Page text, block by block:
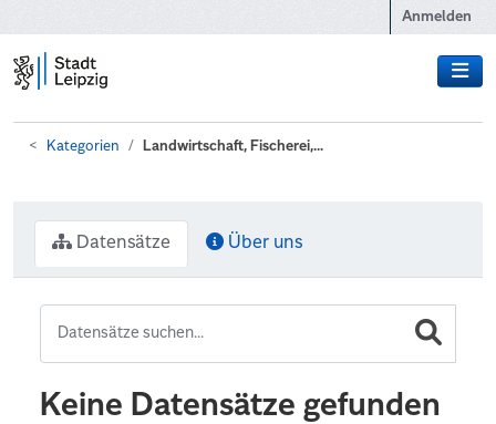
Anmelden
Kategorien Landwirtschaft, Fischerei,...
Datensätze Über uns
Keine Datensätze gefunden